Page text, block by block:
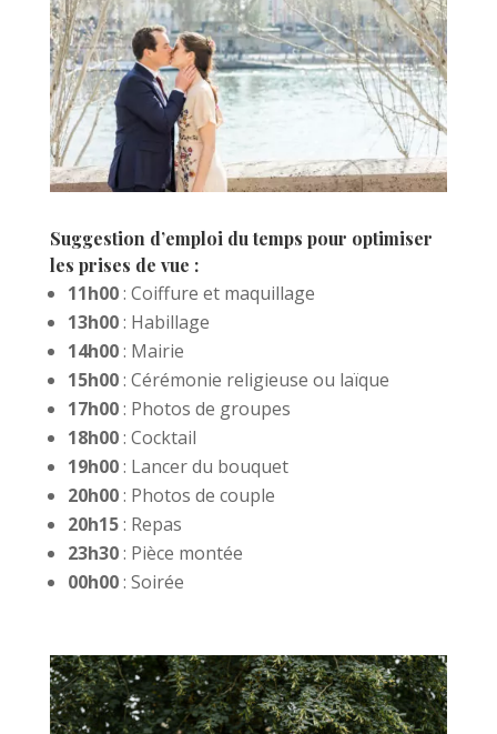
Suggestion d’emploi du temps pour optimiser
les prises de vue :
11h00: Coiffure et maquillage
13h00: Habillage
14h00: Mairie
15h00: Cérémonie religieuse ou laïque
17h00: Photos de groupes
18h00: Cocktail
19h00: Lancer du bouquet
20h00: Photos de couple
20h15: Repas
23h30: Pièce montée
00h00: Soirée